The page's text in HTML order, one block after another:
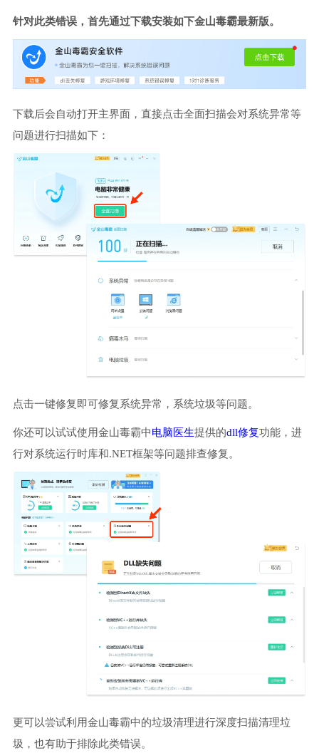
针对此类错误，首先通过下载安装如下金山毒霸最新版。
下载后会自动打开主界面，直接点击全面扫描会对系统异常等
问题进行扫描如下：
点击一键修复即可修复系统异常，系统垃圾等问题。
你还可以试试使用金山毒霸中电脑医生提供的dll修复功能，进
行对系统运行时库和.NET框架等问题排查修复。
更可以尝试利用金山毒霸中的垃圾清理进行深度扫描清理垃
圾，也有助于排除此类错误。